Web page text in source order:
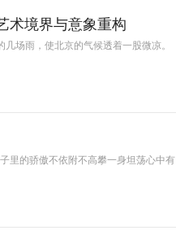
术境界与意象重构
场雨，使北京的气候透着一股微凉。
里的骄傲不依附不高攀一身坦荡心中有